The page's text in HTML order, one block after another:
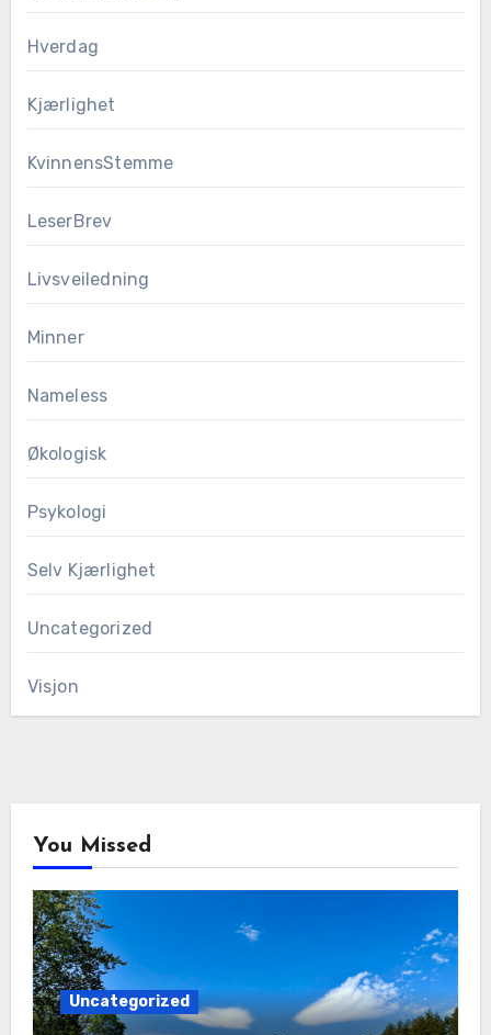
Hverdag
Kjærlighet
KvinnensStemme
LeserBrev
Livsveiledning
Minner
Nameless
Økologisk
Psykologi
Selv Kjærlighet
Uncategorized
Visjon
You Missed
Uncategorized